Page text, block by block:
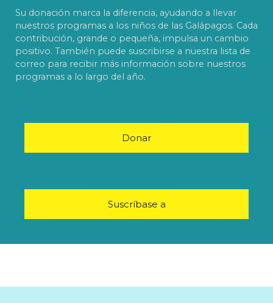
Su donación marca la diferencia, ayudando a llevar
nuestros programas a los niños de las Galápagos. Cada
contribución, grande o pequeña, impulsa un cambio
positivo. También puede suscribirse a nuestra lista de
correo para recibir más información sobre nuestros
programas a lo largo del año.
Donar
Suscríbase a